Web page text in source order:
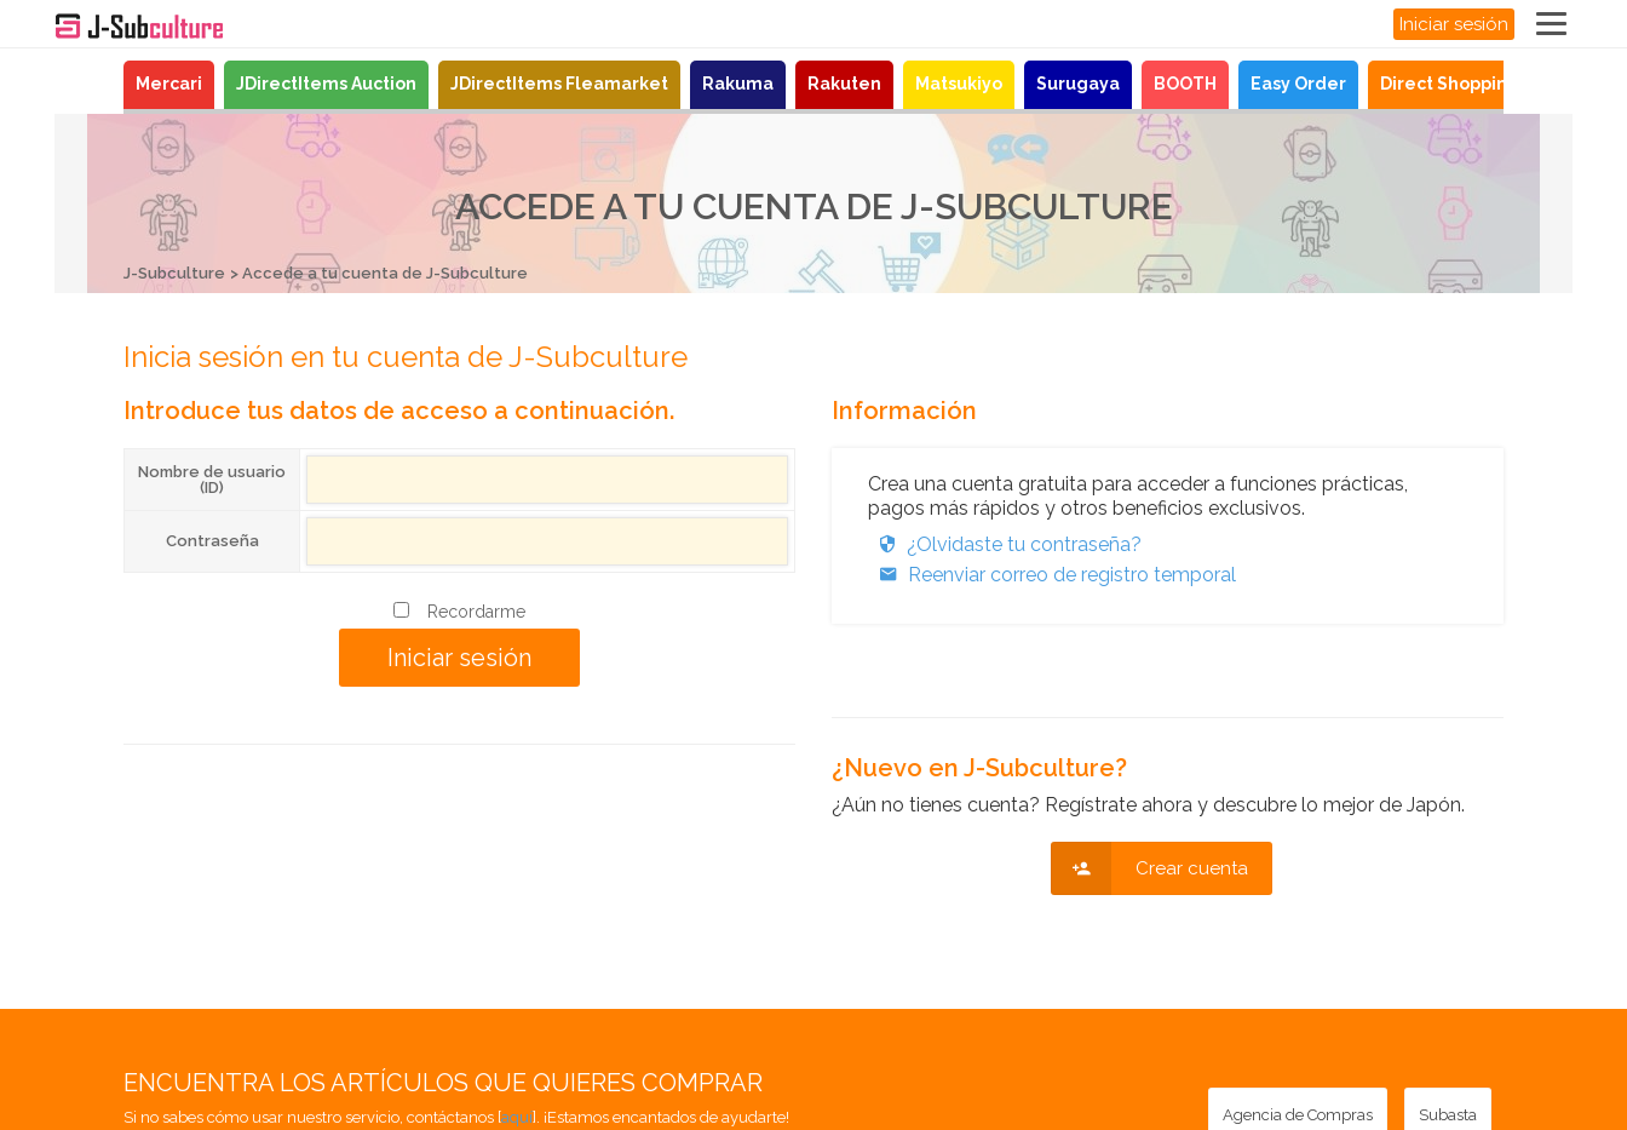
Iniciar sesión
Mercari JDirectItems Auction JDirectItems Fleamarket Rakuma Rakuten Matsukiyo Surugaya BOOTH Easy Order Direct Shopping
ACCEDE A TU CUENTA DE J-SUBCULTURE
J-Subculture Accede a tu cuenta de J-Subculture
Inicia sesión en tu cuenta de J-Subculture
Introduce tus datos de acceso a continuación.
Nombre de usuario
(ID)
Contraseña
Recordarme
Información
Crea una cuenta gratuita para acceder a funciones prácticas,
pagos más rápidos y otros beneficios exclusivos.
¿Olvidaste tu contraseña?
Reenviar correo de registro temporal
¿Nuevo en J-Subculture?
¿Aún no tienes cuenta? Regístrate ahora y descubre lo mejor de Japón.
Crear cuenta
ENCUENTRA LOS ARTÍCULOS QUE QUIERES COMPRAR
Si no sabes cómo usar nuestro servicio, contáctanos [aquí]. ¡Estamos encantados de ayudarte! Agencia de Compras Subasta